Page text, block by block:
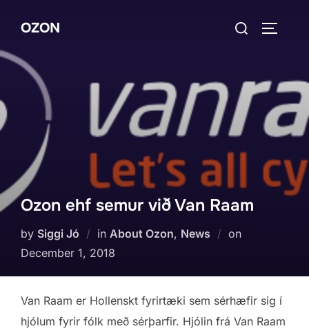
content
OZON
Search
Ozon ehf semur við Van Raam
by Siggi Jó in About Ozon, News onPosted
December 1, 2018
Van Raam er Hollenskt fyrirtæki sem sérhæfir sig í
hjólum fyrir fólk með sérþarfir. Hjólin frá Van Raam